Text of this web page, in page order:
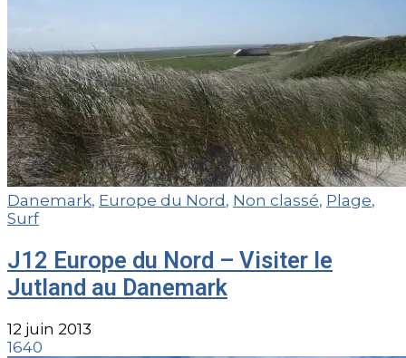
Danemark, Europe du Nord, Non classé, Plage,
Surf
J12 Europe du Nord – Visiter le
Jutland au Danemark
12 juin 2013
1640